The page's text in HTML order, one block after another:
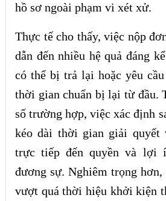
hồ sơ ngoài phạm vi xét xử.
Thực tế cho thấy, việc nộp
dẫn đến nhiều hệ quả đáng
có thể bị trả lại hoặc yêu
thời gian chuẩn bị lại từ đầu.
số trường hợp, việc xác định
kéo dài thời gian giải quyết
trực tiếp đến quyền và lợi
đương sự. Nghiêm trọng
vượt quá thời hiệu khởi kiện